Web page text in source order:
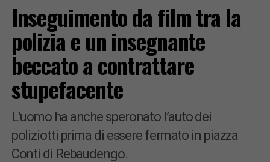
Inseguimento da film tra la
polizia e un insegnante
beccato a contrattare
stupefacente
L’uomo ha anche speronato l’auto dei
poliziotti prima di essere fermato in piazza
Conti di Rebaudengo.